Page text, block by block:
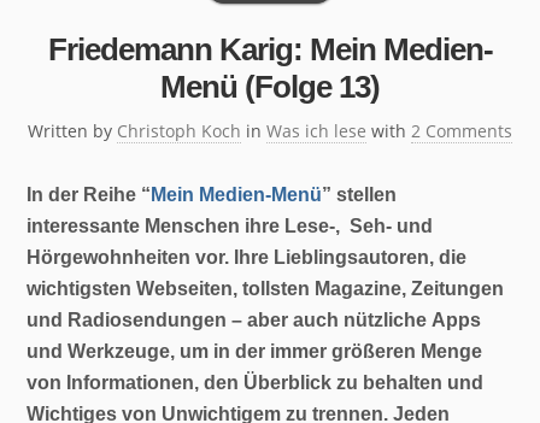
Friedemann Karig: Mein Medien-
Menü (Folge 13)
Written by Christoph Koch in Was ich lese with 2 Comments
In der Reihe “ Mein Medien-Menü” stellen
interessante Menschen ihre Lese-, Seh- und
Hörgewohnheiten vor. Ihre Lieblingsautoren, die
wichtigsten Webseiten, tollsten Magazine, Zeitungen
und Radiosendungen – aber auch nützliche Apps
und Werkzeuge, um in der immer größeren Menge
von Informationen, den Überblick zu behalten und
Wichtiges von Unwichtigem zu trennen. Jeden